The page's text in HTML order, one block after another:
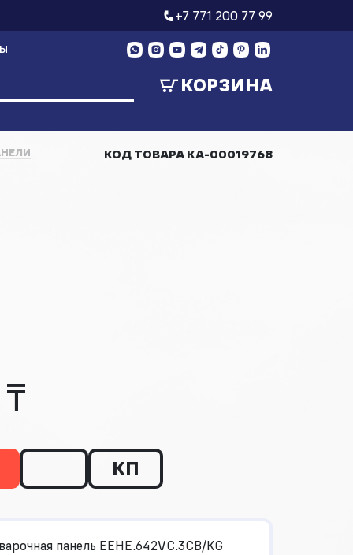
+7 771 200 77 99
КОРЗИНА
КОД ТОВАРА КА-00019768
КП
панель EEHE.642VC.3CB/KG